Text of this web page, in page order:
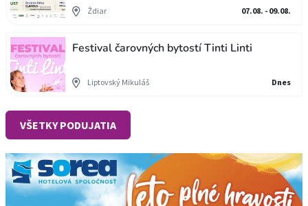
Ždiar 07.08. - 09.08.
Festival čarovných bytostí Tinti Linti
Liptovský Mikuláš Dnes
VŠETKY PODUJATIA